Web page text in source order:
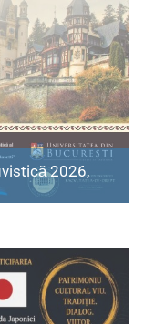
2026,
Olimpiada